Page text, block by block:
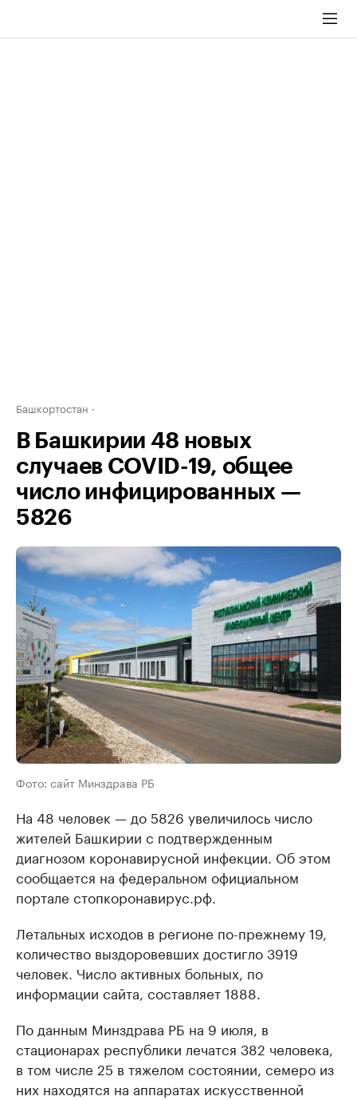
Башкортостан
В Башкирии 48 новых
случаев COVID-19, общее
число инфицированных —
5826
Фото: сайт Минздрава РБ
На 48 человек — до 5826 увеличилось число
жителей Башкирии с подтвержденным
диагнозом коронавирусной инфекции. Об этом
сообщается на федеральном официальном
портале стопкоронавирус.рф.
Летальных исходов в регионе по-прежнему 19,
количество выздоровевших достигло 3919
человек. Число активных больных, по
информации сайта, составляет 1888.
По данным Минздрава РБ на 9 июля, в
стационарах республики лечатся 382 человека,
в том числе 25 в тяжелом состоянии, семеро из
них находятся на аппаратах искусственной